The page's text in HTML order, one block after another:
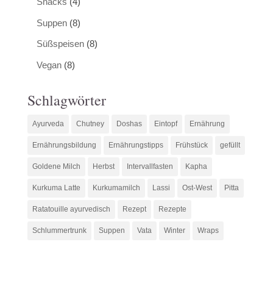
Suppen(8)
Süßspeisen(8)
Vegan(8)
Schlagwörter
Ayurveda Chutney Doshas Eintopf Ernährung
Ernährungsbildung Ernährungstipps Frühstück gefüllt
Goldene Milch Herbst Intervallfasten Kapha
Kurkuma Latte Kurkumamilch Lassi Ost-West Pitta
Ratatouille ayurvedisch Rezept Rezepte
Schlummertrunk Suppen Vata Winter Wraps